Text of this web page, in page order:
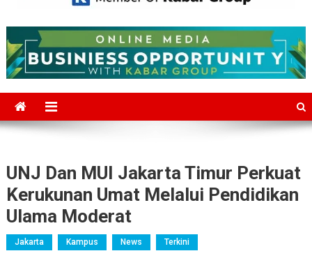
Mediajakarta.com
UNJ Dan MUI Jakarta Timur Perkuat
Kerukunan Umat Melalui Pendidikan
Ulama Moderat
Jakarta Kampus News Terkini